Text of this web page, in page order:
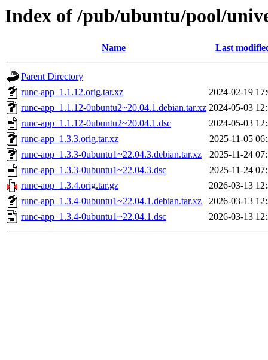
Index of /pub/ubuntu/pool/
Name Last
Parent Directory
runc-app_1.1.12.orig.tar.xz
2024-02-19
runc-app_1.1.12-0ubuntu2~20.04.1.debian.tar.xz 2024-05-03
runc-app_1.1.12-0ubuntu2~20.04.1.dsc
2024-05-03
runc-app_1.3.3.orig.tar.xz
2025-11-05
runc-app_1.3.3-0ubuntu1~22.04.3.debian.tar.xz
2025-11-24
runc-app_1.3.3-0ubuntu1~22.04.3.dsc
2025-11-24
runc-app_1.3.4.orig.tar.gz
2026-03-13
runc-app_1.3.4-0ubuntu1~22.04.1.debian.tar.xz
2026-03-13
runc-app_1.3.4-0ubuntu1~22.04.1.dsc
2026-03-13